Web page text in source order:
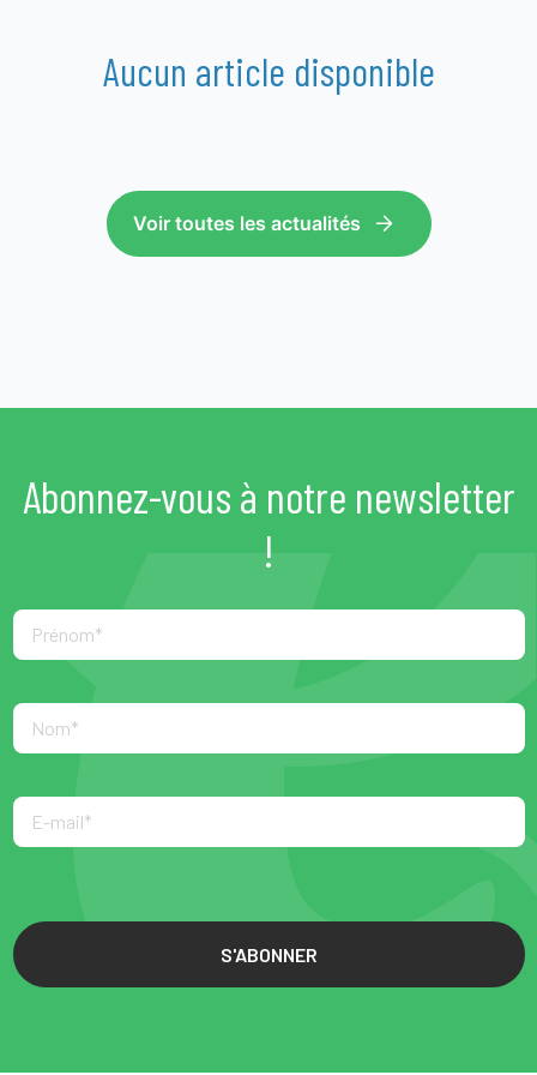
Aucun article disponible
Voir toutes les actualités
Abonnez-vous à notre newsletter
!
S'ABONNER